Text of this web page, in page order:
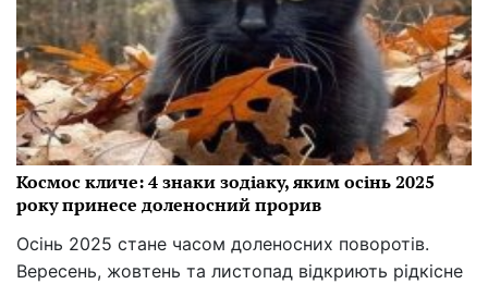
Космос кличе: 4 знаки зодіаку, яким осінь 2025
року принесе доленосний прорив
Осінь 2025 стане часом доленосних поворотів.
Вересень, жовтень та листопад відкриють рідкісне